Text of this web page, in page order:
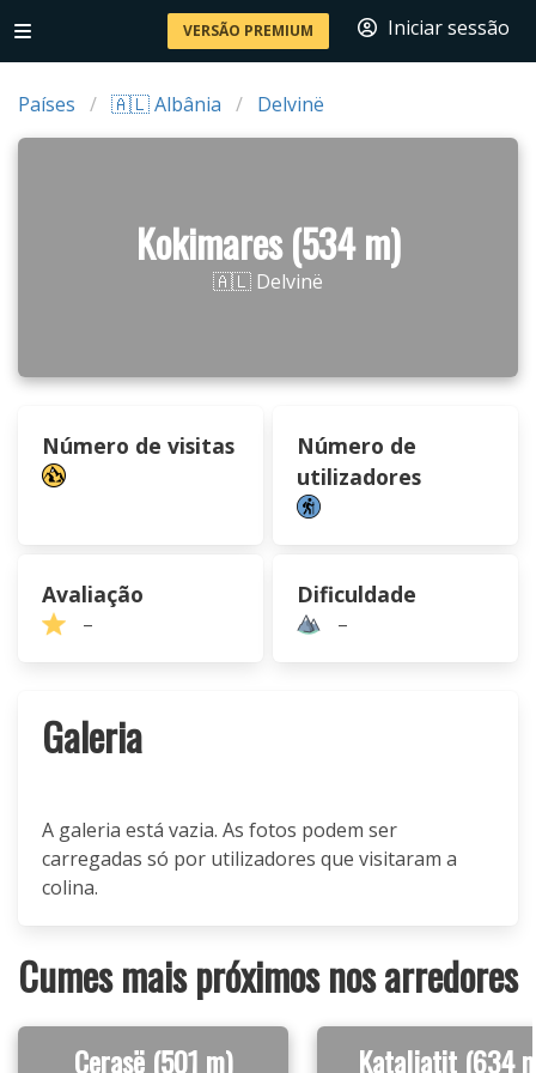
VERSÃO PREMIUM Iniciar sessão
Países 🇦🇱 Albânia Delvinë
Kokimares (534 m)
🇦🇱 Delvinë
Número de visitas
Número de
utilizadores
Avaliação
–
Dificuldade
–
Galeria
A galeria está vazia. As fotos podem ser
carregadas só por utilizadores que visitaram a
colina.
Cumes mais próximos nos arredores
Cerasë (501 m) Kataljatit (634